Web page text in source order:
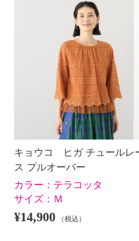
キョウコ ヒガ チュールレ
ス プルオーバー
カラー： テラコッタ
サイズ： Ｍ
¥14,900 （税込）